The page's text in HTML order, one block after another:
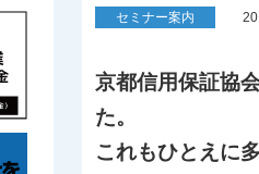
セミナー案内
京都信用保証協
た。
これもひとえに